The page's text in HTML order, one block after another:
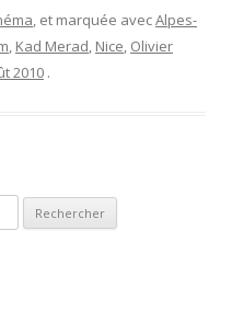
, et marquée avecAlpes-
, Kad Merad, Nice, Olivier
2010 .